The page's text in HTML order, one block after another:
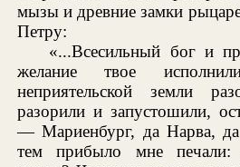
мызы и древние замки
Петру:
«...Всесильный бог и
желание твое
неприятельской земли
разорили и запустошили,
— Мариенбург, да Нарва,
тем прибыло мне печали: